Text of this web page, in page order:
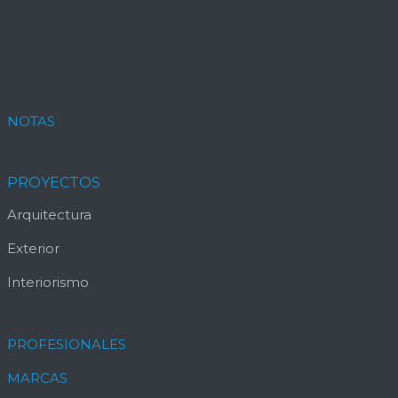
NOTAS
PROYECTOS
Arquitectura
Exterior
Interiorismo
PROFESIONALES
MARCAS